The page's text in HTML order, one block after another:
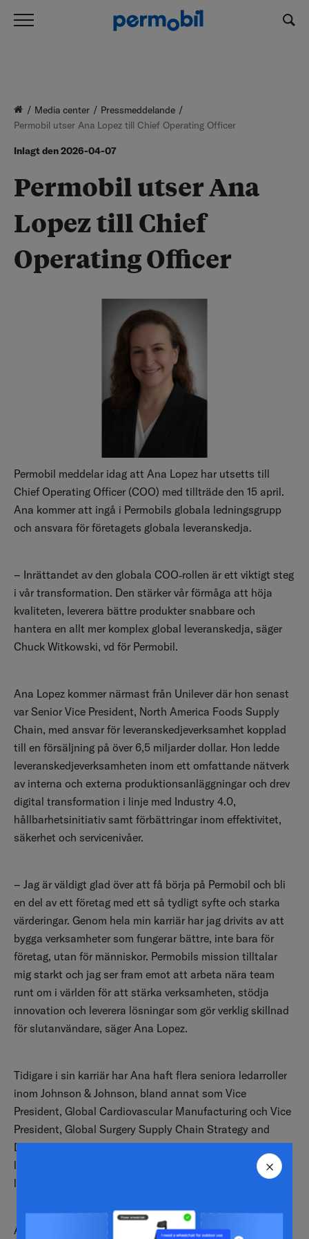
Media center
Pressmeddelande
Permobil utser Ana Lopez till Chief Operating Officer
Inlagt den2026-04-07
Permobil utser Ana
Lopez till Chief
Operating Officer
Permobil meddelar idag att Ana Lopez har utsetts till
Chief Operating Officer (COO) med tillträde den 15 april.
Ana kommer att ingå i Permobils globala ledningsgrupp
och ansvara för företagets globala leveranskedja.
– Inrättandet av den globala COO‑rollen är ett viktigt steg
i vår transformation. Den stärker vår förmåga att höja
kvaliteten, leverera bättre produkter snabbare och
hantera en allt mer komplex global leveranskedja, säger
Chuck Witkowski, vd för Permobil.
Ana Lopez kommer närmast från Unilever där hon senast
var Senior Vice President, North America Foods Supply
Chain, med ansvar för leveranskedjeverksamhet kopplad
till en försäljning på över 6,5 miljarder dollar. Hon ledde
leveranskedjeverksamheten inom ett omfattande nätverk
av interna och externa produktionsanläggningar och drev
digital transformation i linje med Industry 4.0,
hållbarhetsinitiativ samt förbättringar inom effektivitet,
säkerhet och servicenivåer.
– Jag är väldigt glad över att få börja på Permobil och bli
en del av ett företag med ett så tydligt syfte och starka
värderingar. Genom hela min karriär har jag drivits av att
bygga verksamheter som fungerar bättre, inte bara för
företag, utan för människor. Permobils mission tilltalar
mig starkt och jag ser fram emot att arbeta nära team
runt om i världen för att stärka verksamheten, stödja
innovation och leverera lösningar som gör verklig skillnad
för slutanvändare, säger Ana Lopez.
Tidigare i sin karriär har Ana haft flera seniora ledarroller
inom Johnson & Johnson, bland annat som Vice
President, Global Cardiovascular Manufacturing och Vice
President, Global Surgery Supply Chain Strategy and
Deployment. Hon har lett globala tillverknings‑och
leveranskedjeorganisationer inom medicinteknik,
l
Ana har en MBA i Healthcare Management från Regis